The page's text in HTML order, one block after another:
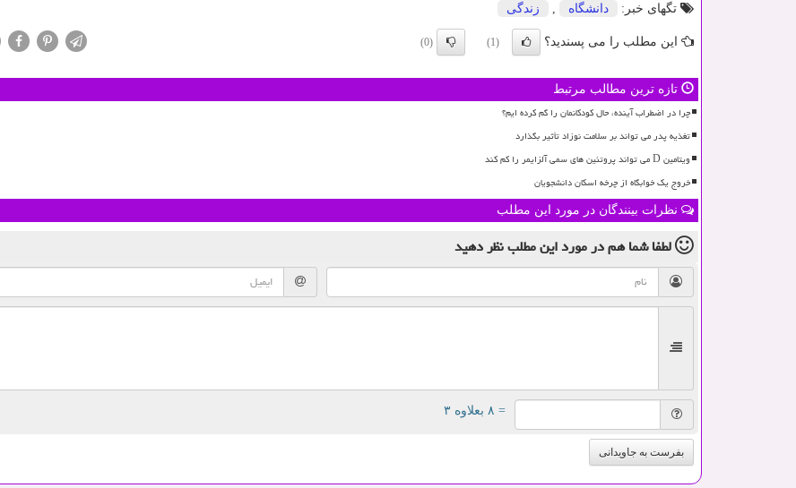
تگهای خبر:
دانشگاه زندگی
این مطلب را می پسندید؟ (1)
(0)
تازه ترین مطالب مرتبط
چرا در اضطراب آینده، حال کودکانمان را گم کرده ایم؟
تغذیه پدر می تواند بر سلامت نوزاد تأثیر بگذارد
ویتامین D می تواند پروتئین های سمی آلزایمر را کم کند
خروج یک خوابگاه از چرخه اسکان دانشجویان
نظرات بینندگان در مورد این مطلب
لطفا شما همدر مورد این مطلبنظر دهید
= ۸ بعلاوه ۳
بفرست به جاویدانی